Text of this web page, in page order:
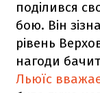
поділився
бою. Він
рівень
нагоди
Льюїс